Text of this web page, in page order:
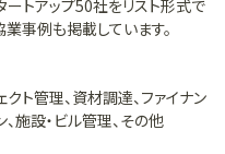
トアップ50社をリスト形式で
事例も掲載しています。
ト管理、資材調達、ファイナン
施設・ビル管理、その他